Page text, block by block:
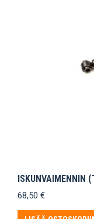
ISKUNVAIMENNIN
68,50 €